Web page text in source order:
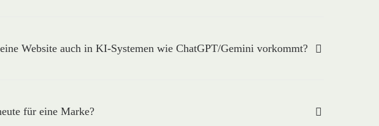
Website auch in KI-Systemen wie ChatGPT/Gemini vorkommt?
für eine Marke?